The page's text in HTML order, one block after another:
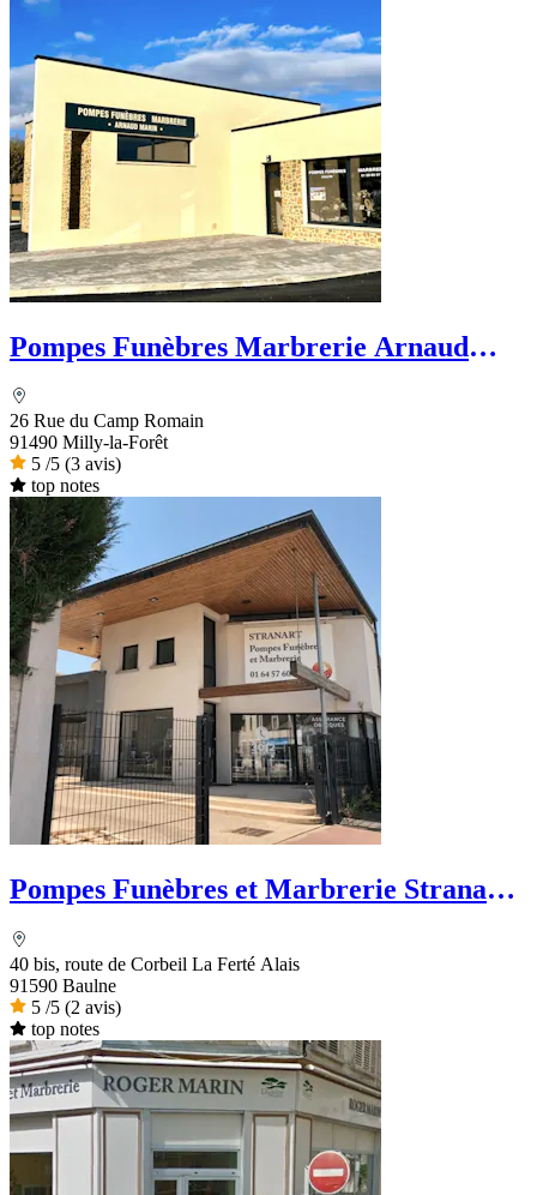
Pompes Funèbres Marbrerie Arnaud
26 Rue du Camp Romain
91490 Milly-la-Forêt
5 /5 (3 avis)
top notes
Pompes Funèbres et Marbrerie Stranart -
40 bis, route de Corbeil La Ferté Alais
91590 Baulne
5 /5 (2 avis)
top notes